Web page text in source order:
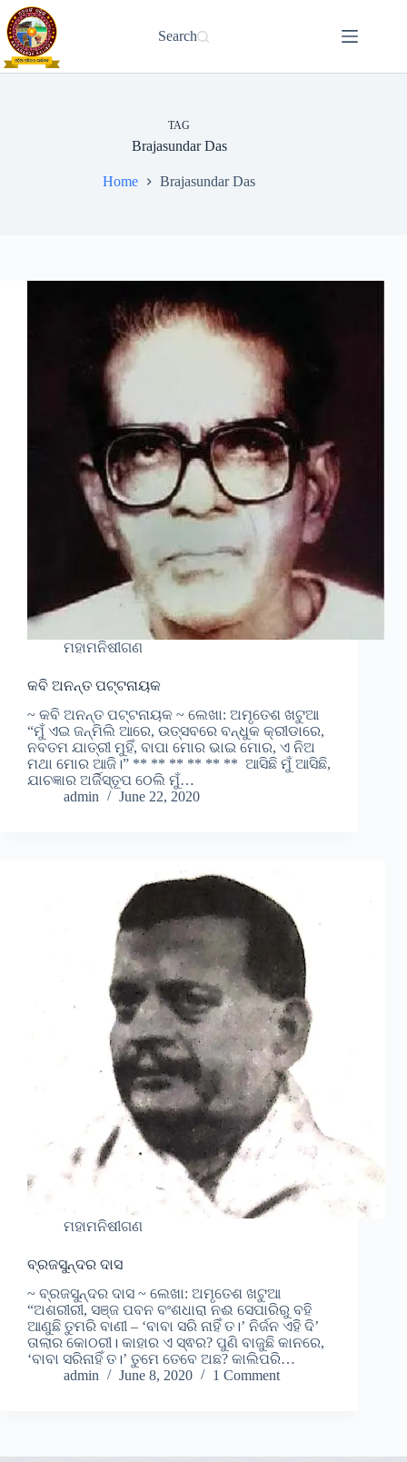
Skip
to
content
Search
TAG
Brajasundar Das
Home Brajasundar Das
ମହାମନିଷୀଗଣ
କବି ଅନନ୍ତ ପଟ୍ଟନାୟକ
~ କବି ଅନନ୍ତ ପଟ୍ଟନାୟକ ~ ଲେଖା: ଅମୃତେଶ ଖଟୁଆ
“ମୁଁ ଏଇ ଜନ୍ମିଲି ଆରେ, ଉତ୍ସବରେ ବନ୍ଧୁକ କ୍ରୀଡାରେ,
ନବତମ ଯାତ୍ରୀ ମୁହିଁ, ବାପା ମୋର ଭାଇ ମୋର, ଏ ନିଅ
ମଥା ମୋର ଆଜି।” ** ** ** ** ** ** ଆସିଛି ମୁଁ ଆସିଛି,
ଯାଚଜ୍ଞାର ଅର୍ଜିସ୍ତୂପ ଠେଲି ମୁଁ…
admin
June 22, 2020
ମହାମନିଷୀଗଣ
ବ୍ରଜସୁନ୍ଦର ଦାସ
~ ବ୍ରଜସୁନ୍ଦର ଦାସ ~ ଲେଖା: ଅମୃତେଶ ଖଟୁଆ
“ଅଶରୀରୀ, ସଞ୍ଜ ପବନ ବଂଶଧାରା ନଈ ସେପାରିରୁ ବହି
ଆଣୁଛି ତୁମରି ବାଣୀ – ‘ବାବା ସରି ନାହିଁ ତ।’ ନିର୍ଜନ ଏହି ଦି’
ତାଲାର କୋଠରୀ। କାହାର ଏ ସ୍ଵର? ପୁଣି ବାଜୁଛି କାନରେ,
‘ବାବା ସରିନାହିଁ ତ।’ ତୁମେ ତେବେ ଅଛ? କାଲିପରି…
admin
June 8, 2020 1 Comment